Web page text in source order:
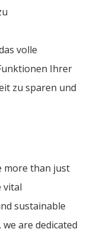
volle
Ihrer
zu sparen und
more than just
vital
sustainable
are dedicated